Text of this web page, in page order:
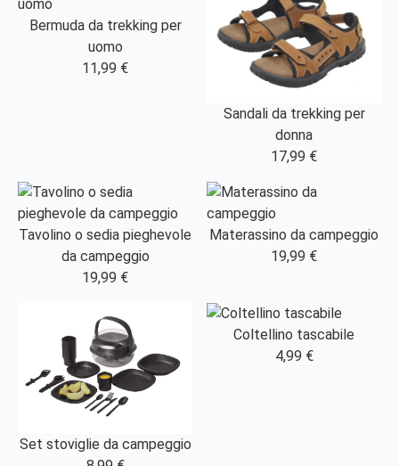
Bermuda da trekking per
uomo
11,99 €
Sandali da trekking per
donna
17,99 €
Tavolino o sedia pieghevole
da campeggio
19,99 €
Materassino da campeggio
19,99 €
Set stoviglie da campeggio
Coltellino tascabile
4,99 €